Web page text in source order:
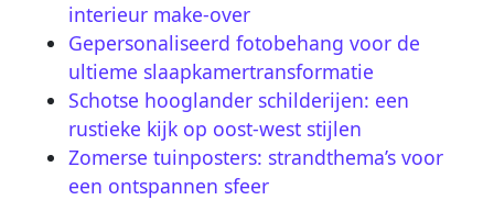
interieur make-over
Gepersonaliseerd fotobehang voor de
ultieme slaapkamertransformatie
Schotse hooglander schilderijen: een
rustieke kijk op oost-west stijlen
Zomerse tuinposters: strandthema’s voor
een ontspannen sfeer